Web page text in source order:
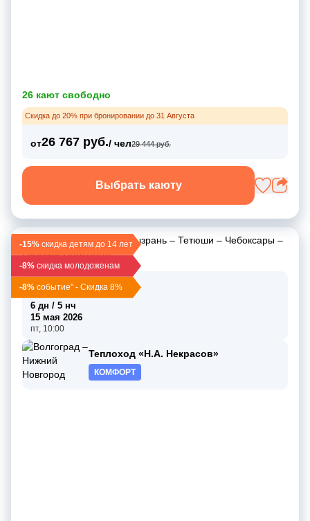
26 кают свободно
Скидка до 20% при бронировании до 31 Августа
от26 767 руб./ чел29 444 руб.
Выбрать каюту
-15% скидка детям до 14 лет
-8% скидка молодоженам
-8% событие" - Скидка 8%
Волгоград –Маркс –Сызрань – Тетюши – Чебоксары –
Нижний Новгород
10 мая 2026
6 дн / 5 нч
15 мая 2026
пт, 10:00
Теплоход «Н.А. Некрасов»
КОМФОРТ